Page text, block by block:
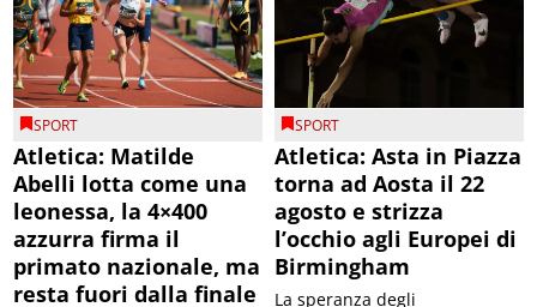
SPORT
Atletica: Matilde
Abelli lotta come una
leonessa, la 4×400
azzurra firma il
primato nazionale, ma
resta fuori dalla finale
SPORT
Atletica: Asta in Piazza
torna ad Aosta il 22
agosto e strizza
l’occhio agli Europei di
Birmingham
La speranza degli